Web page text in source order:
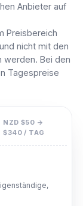
Flotten
vergleichen
im
Jeder
Hochsaison
ein
Anbieter auf
Preisbereich
nicht mit den
werden. Bei den
Tagespreise
NZD $50 →
$340 / TAG